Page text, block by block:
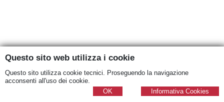
Questo sito web utilizza i cookie
Questo sito utilizza cookie tecnici. Proseguendo la navigazione
acconsenti all'uso dei cookie.
Informativa Cookies
OK